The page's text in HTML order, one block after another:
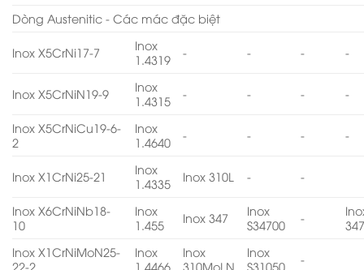
Dòng Austenitic - Các mác đặc biệt
Inox X5CrNi17-7
Inox
1.4319
- - - -
Inox X5CrNiN19-9
Inox
1.4315
- - - -
Inox X5CrNiCu19-6-
2
Inox
1.4640
- - - -
Inox X1CrNi25-21
Inox
1.4335
Inox 310L - -
Inox X6CrNiNb18-
10
Inox
1.455
Inox 347
Inox
S34700
-
Inox X1CrNiMoN25-
22-2
Inox
1.4466
Inox
310MoLN
Inox
S31050
-